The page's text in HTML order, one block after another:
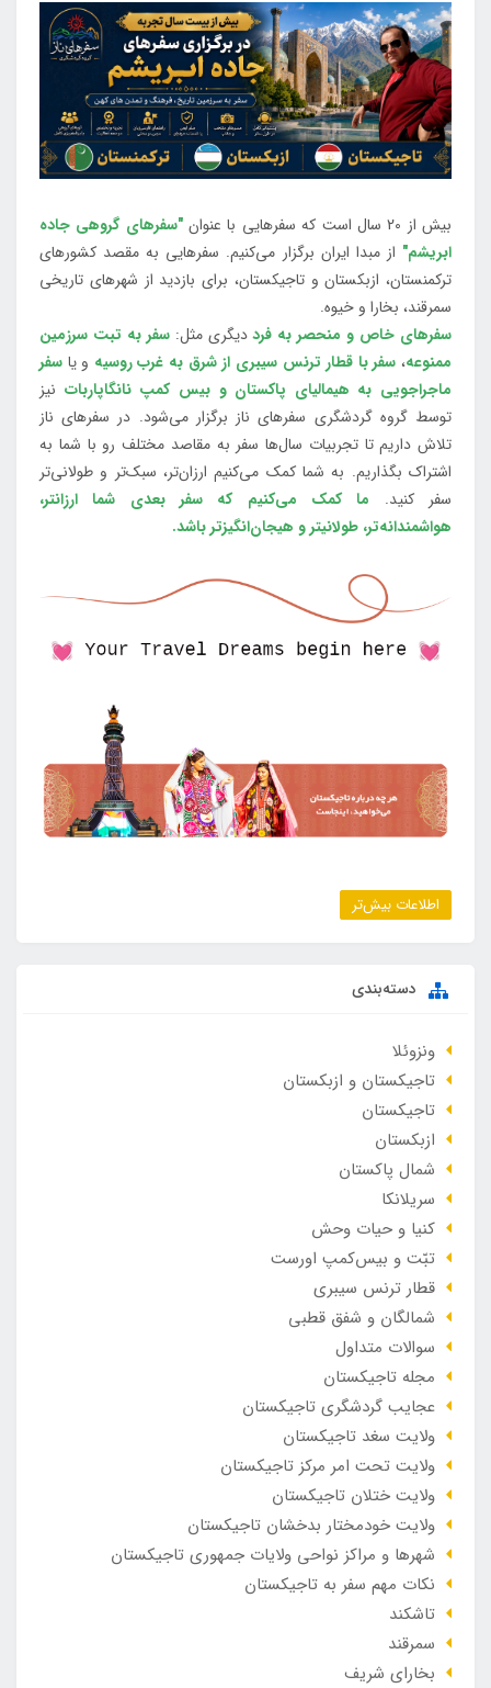
بیش از 20 سال است که سفرهایی با عنوان
"سفرهای گروهی جاده
ابریشم" از مبدا ایران برگزار می‌کنیم. سفرهایی به مقصد کشورهای
ترکمنستان، ازبکستان و تاجیکستان، برای بازدید از شهرهای تاریخی
سمرقند، بخارا و خیوه.
سفرهای خاص و منحصر به فرددیگری مثل:سفر به تبت سرزمین
ممنوعه، سفر با قطار ترنس سیبری از شرق به غرب روسیه و یا سفر
ماجراجویی به هیمالیای پاکستان و بیس کمپ نانگاپاربات نیز
توسط گروه گردشگری سفرهای ناز برگزار می‌شود. در سفرهای ناز
تلاش داریم تا تجربیات سال‌ها سفر به مقاصد مختلف رو با شما به
اشتراک بگذاریم. به شما کمک می‌کنیم ارزان‌تر، سبک‌تر و طولانی‌تر
سفر کنید. ما کمک می‌کنیم که سفر بعدی شما ارزانتر،
هواشمندانه‌تر، طولانی‎تر و هیجان‌انگیزتر باشد.
اطلاعات بیش‌تر
دسته‌بندی
ونزوئلا
تاجیکستان و ازبکستان
تاجیکستان
ازبکستان
شمال پاکستان
سریلانکا
کنیا و حیات وحش
تبّت و بیس‌کمپ اورست
قطار ترنس سیبری
شمالگان و شفق قطبی
سوالات متداول
مجله تاجیکستان
عجایب گردشگری تاجیکستان
ولایت سغد تاجیکستان
ولایت تحت امر مرکز تاجیکستان
ولایت ختلان تاجیکستان
ولایت خودمختار بدخشان تاجیکستان
شهرها و مراکز نواحی ولایات جمهوری تاجیکستان
نکات مهم سفر به تاجیکستان
تاشکند
سمرقند
بخارای شریف